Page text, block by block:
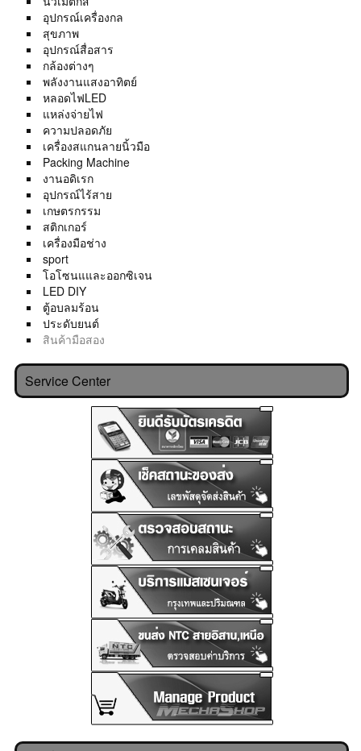
อุปกรณ์เครื่องกล
สุขภาพ
อุปกรณ์สื่อสาร
กล้องต่างๆ
พลังงานแสงอาทิตย์
หลอดไฟLED
แหล่งจ่ายไฟ
ความปลอดภัย
เครื่องสแกนลายนิ้วมือ
Packing Machine
งานอดิเรก
อุปกรณ์ไร้สาย
เกษตรกรรม
สติกเกอร์
เครื่องมือช่าง
sport
โอโซนแและออกซิเจน
LED DIY
ตู้อบลมร้อน
ประดับยนต์
สินค้ามือสอง
Service Center